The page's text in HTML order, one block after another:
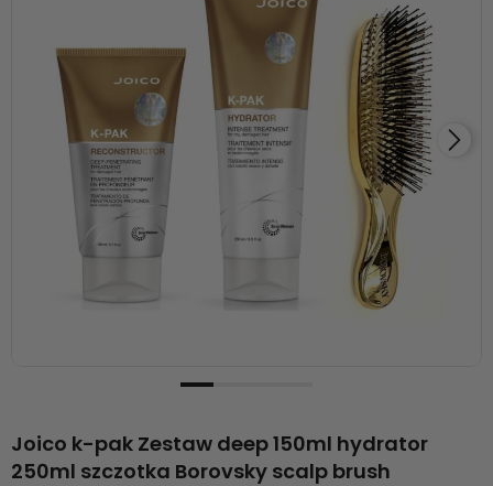
listy z poprzedniej sesji.
Joico k-pak Zestaw deep 150ml hydrator
250ml szczotka Borovsky scalp brush